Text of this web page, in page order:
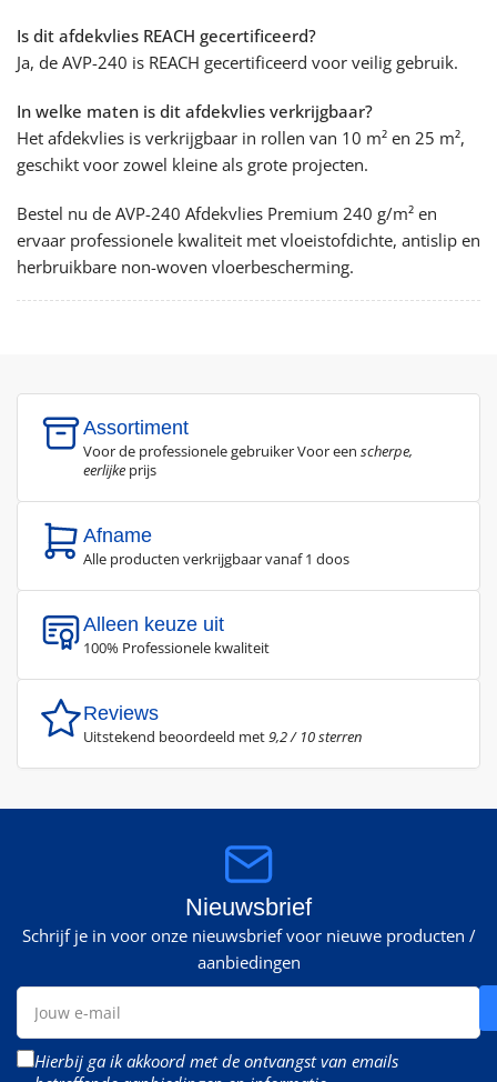
Is dit afdekvlies REACH gecertificeerd?
Ja, de AVP-240 is REACH gecertificeerd voor veilig gebruik.
In welke maten is dit afdekvlies verkrijgbaar?
Het afdekvlies is verkrijgbaar in rollen van 10 m² en 25 m²,
geschikt voor zowel kleine als grote projecten.
Bestel nu de AVP-240 Afdekvlies Premium 240 g/m² en
ervaar professionele kwaliteit met vloeistofdichte, antislip en
herbruikbare non-woven vloerbescherming.
Assortiment
Voor de professionele gebruiker Voor een scherpe,
eerlijke prijs
Afname
Alle producten verkrijgbaar vanaf 1 doos
Alleen keuze uit
100% Professionele kwaliteit
Reviews
Uitstekend beoordeeld met9,2 / 10 sterren
Nieuwsbrief
Schrijf je in voor onze nieuwsbrief voor nieuwe producten /
aanbiedingen
Jouw
mail
Hierbij ga ik akkoord met de ontvangst van emails